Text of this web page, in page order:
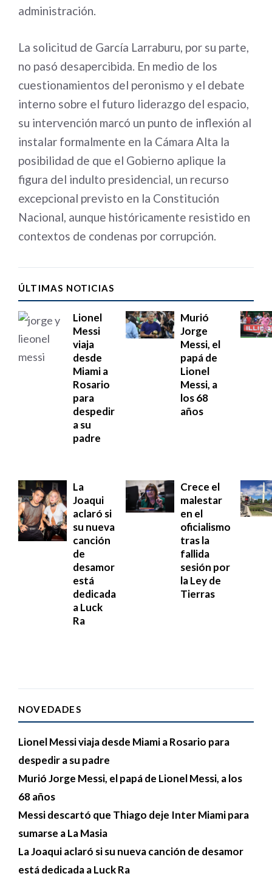
administración.
La solicitud de García Larraburu, por su parte,
no pasó desapercibida. En medio de los
cuestionamientos del peronismo y el debate
interno sobre el futuro liderazgo del espacio,
su intervención marcó un punto de inflexión al
instalar formalmente en la Cámara Alta la
posibilidad de que el Gobierno aplique la
figura del indulto presidencial, un recurso
excepcional previsto en la Constitución
Nacional, aunque históricamente resistido en
contextos de condenas por corrupción.
ÚLTIMAS NOTICIAS
Lionel
Messi
viaja
desde
Miami a
Rosario
para
despedir
a su
padre
Murió
Jorge
Messi, el
papá de
Lionel
Messi, a
los 68
años
La
Joaqui
aclaró si
su nueva
canción
de
desamor
está
dedicada
a Luck
Ra
Crece el
malestar
en el
oficialismo
tras la
fallida
sesión por
la Ley de
Tierras
NOVEDADES
Lionel Messi viaja desde Miami a Rosario para
despedir a su padre
Murió Jorge Messi, el papá de Lionel Messi, a los
68 años
Messi descartó que Thiago deje Inter Miami para
sumarse a La Masia
La Joaqui aclaró si su nueva canción de desamor
está dedicada a Luck Ra